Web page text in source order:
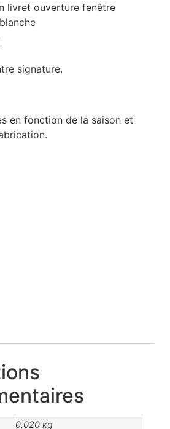
livret ouverture fenêtre
signature.
en fonction de la saison et
0,020 kg